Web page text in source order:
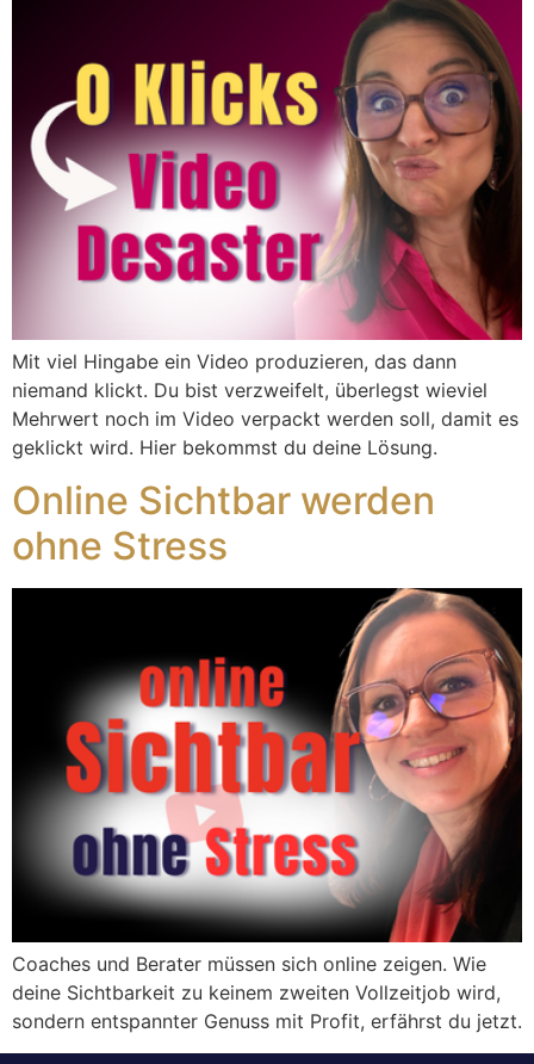
Mit viel Hingabe ein Video produzieren, das dann
niemand klickt. Du bist verzweifelt, überlegst wieviel
Mehrwert noch im Video verpackt werden soll, damit es
geklickt wird. Hier bekommst du deine Lösung.
Online Sichtbar werden
ohne Stress
Coaches und Berater müssen sich online zeigen. Wie
deine Sichtbarkeit zu keinem zweiten Vollzeitjob wird,
sondern entspannter Genuss mit Profit, erfährst du jetzt.